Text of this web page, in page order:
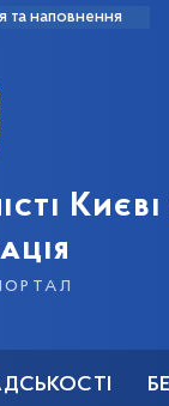
та наповнення